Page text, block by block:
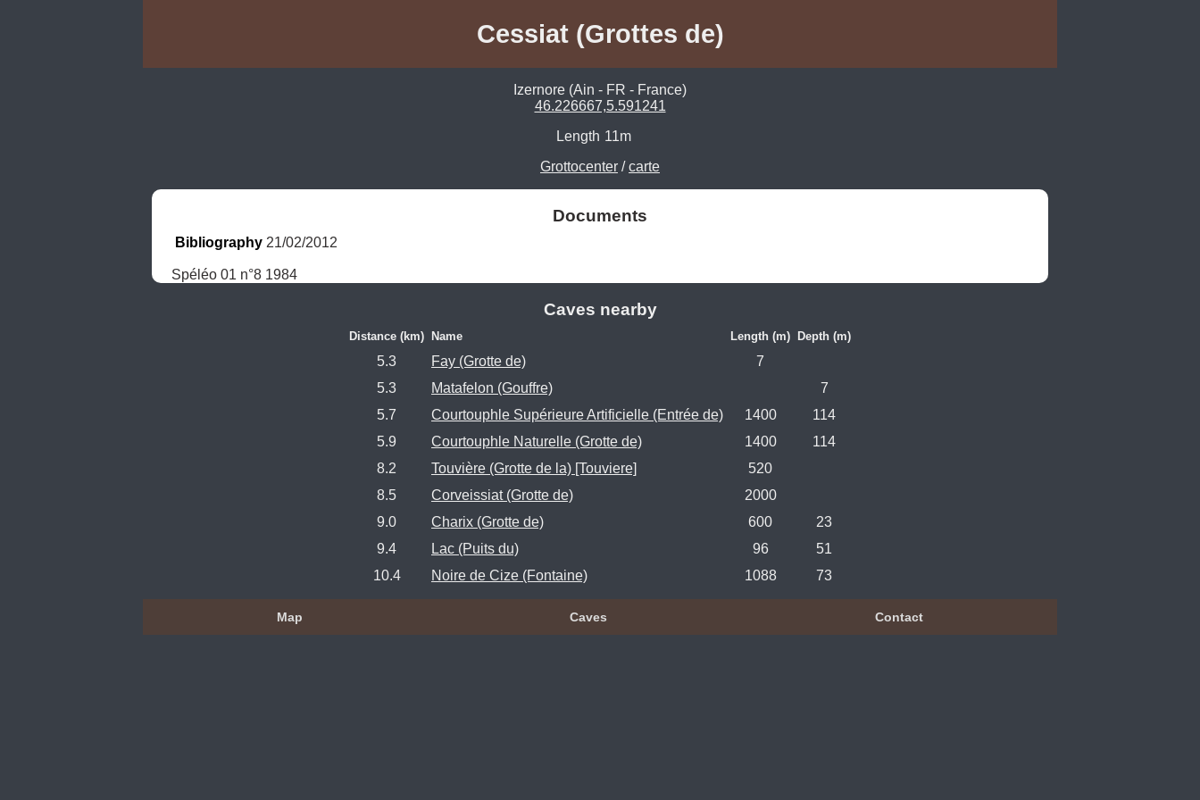
Cessiat (Grottes de)
Izernore (Ain - FR - France)
46.226667,5.591241
Length 11m
Grottocenter /carte
Documents
Bibliography 21/02/2012
Spéléo 01 n°8 1984
Caves nearby
Distance (km) Name Length (m) Depth (m)
5.3 Fay (Grotte de)
7
5.3
Matafelon (Gouffre)
7
5.7
Courtouphle Supérieure Artificielle (Entrée de) 1400
114
5.9
Courtouphle Naturelle (Grotte de) 1400
114
8.2
Touvière (Grotte de la) [Touviere]
520
8.5
Corveissiat (Grotte de)
2000
9.0
Charix (Grotte de) 600
23
9.4
Lac (Puits du) 96
51
10.4
Noire de Cize (Fontaine) 1088 73
Map Caves Contact